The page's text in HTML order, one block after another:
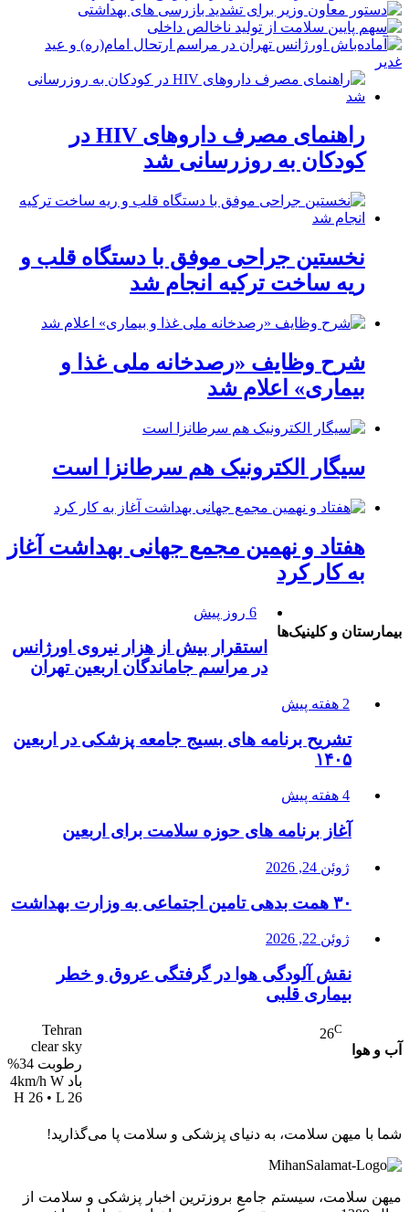
راهنمای مصرف داروهای HIV در
کودکان به روزرسانی شد
نخستین جراحی موفق با دستگاه قلب و
ریه ساخت ترکیه انجام شد
شرح وظایف «رصدخانه ملی غذا و
بیماری» اعلام شد
سیگار الکترونیک هم سرطانزا است
هفتاد و نهمین مجمع جهانی بهداشت آغاز
به کار کرد
بیمارستان و کلینیک‌ها
6 روز پیش
استقرار بیش از هزار نیروی اورژانس
در مراسم جاماندگان اربعین تهران
2 هفته پیش
تشریح برنامه های بسیج جامعه پزشکی در اربعین
۱۴۰۵
4 هفته پیش
آغاز برنامه های حوزه سلامت برای اربعین
ژوئن 24, 2026
۳۰ همت بدهی تامین اجتماعی به وزارت بهداشت
ژوئن 22, 2026
نقش آلودگی هوا در گرفتگی عروق و خطر
بیماری قلبی
آب و هوا
26C
Tehran
clear sky
رطوبت 34%
باد 4km/h W
H 26 • L 26
شما با میهن سلامت، به دنیای پزشکی و سلامت پا می‌گذارید!
میهن سلامت، سیستم جامع بروزترین اخبار پزشکی و سلامت از